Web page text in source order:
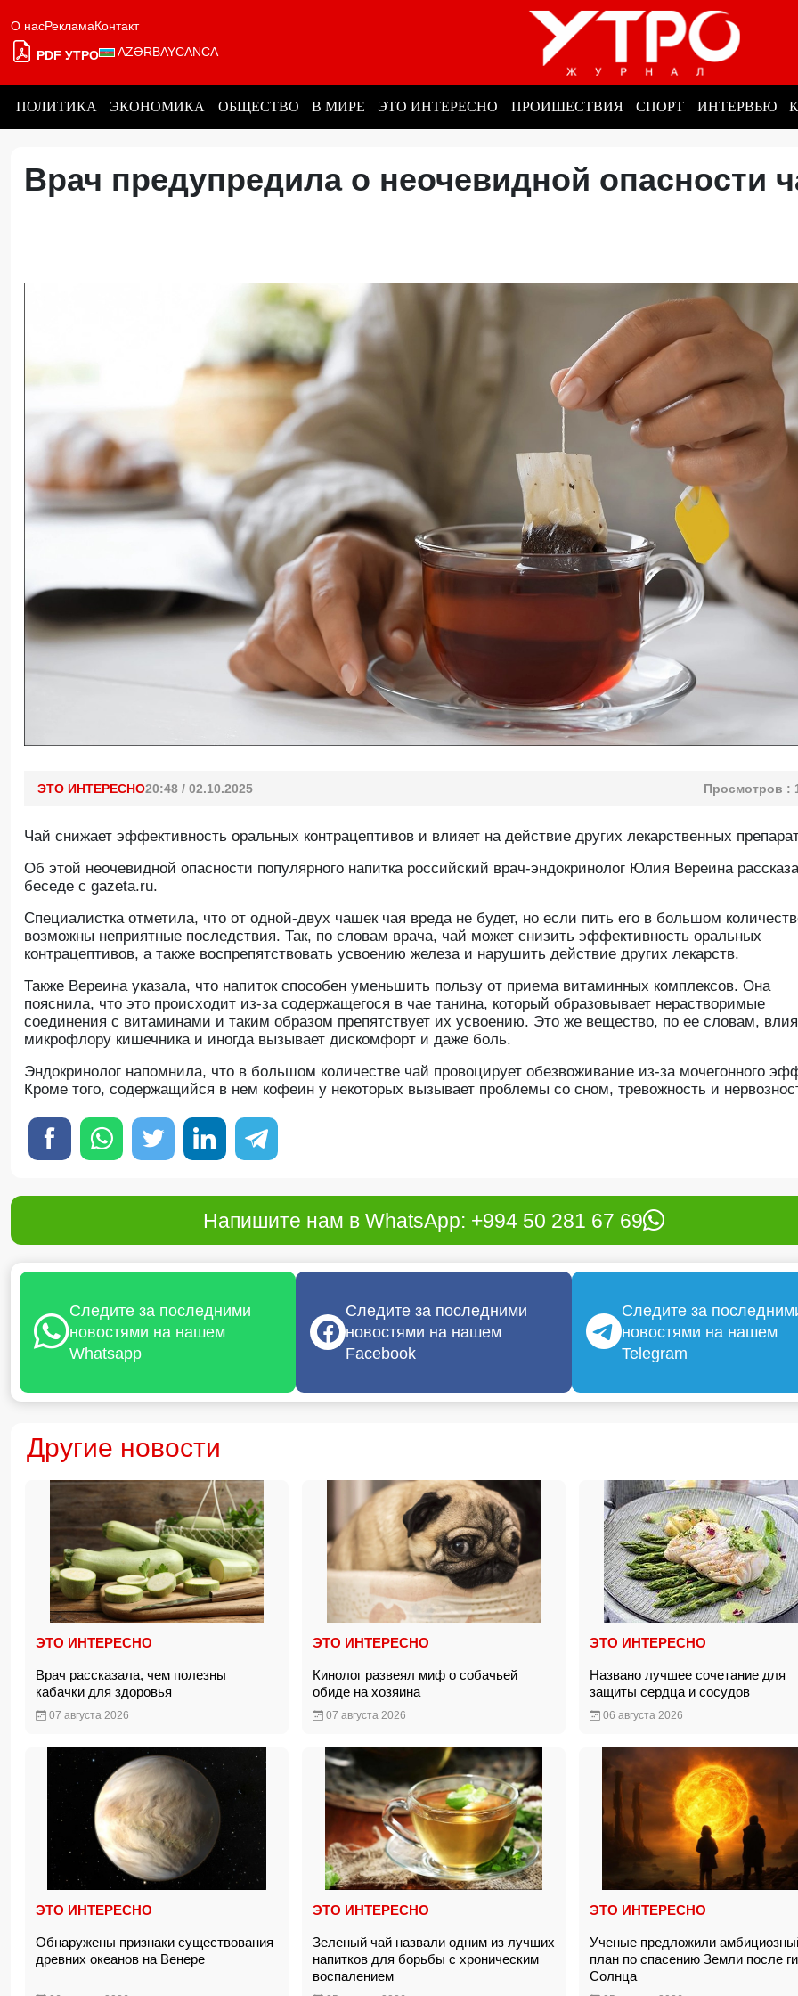
О насРекламаКонтакт
PDF УТРО AZƏRBAYCANCA
ПОЛИТИКА ЭКОНОМИКА ОБЩЕСТВО В МИРЕ ЭТО ИНТЕРЕСНО ПРОИШЕСТВИЯ СПОРТ ИНТЕРВЬЮ
Врач предупредила о неочевидной опасности
ЭТО ИНТЕРЕСНО20:48 / 02.10.2025 Просмотров :
Чай снижает эффективность оральных контрацептивов и влияет на действие других лекарственных
Oб этой неочевидной опасности популярного напитка российский врач-эндокринолог Юлия Вереина
беседе с gazeta.ru.
Специалистка отметила, что от одной-двух чашек чая вреда не будет, но если пить его в большом
возможны неприятные последствия. Так, по словам врача, чай может снизить эффективность оральных
контрацептивов, а также воспрепятствовать усвоению железа и нарушить действие других лекарств.
Также Вереина указала, что напиток способен уменьшить пользу от приема витаминных комплексов. Она
пояснила, что это происходит из-за содержащегося в чае танина, который образовывает нерастворимые
соединения с витаминами и таким образом препятствует их усвоению. Это же вещество, по ее словам,
микрофлору кишечника и иногда вызывает дискомфорт и даже боль.
Эндокринолог напомнила, что в большом количестве чай провоцирует обезвоживание из-за мочегонного
Кроме того, содержащийся в нем кофеин у некоторых вызывает проблемы со сном, тревожность и
Напишите нам в WhatsApp: +994 50 281 67 69
Следите за последними
новостями на нашем
Whatsapp
Следите за последними
новостями на нашем
Facebook
Следите за
новостями на нашем
Telegram
Другие новости
ЭТО ИНТЕРЕСНО
Врач рассказала, чем полезны
кабачки для здоровья
07 августа 2026
ЭТО ИНТЕРЕСНО
Кинолог развеял миф о собачьей
обиде на хозяина
07 августа 2026
ЭТО ИНТЕРЕСНО
Названо лучшее сочетание для
защиты сердца и сосудов
06 августа 2026
ЭТО ИНТЕРЕСНО
Обнаружены признаки существования
древних океанов на Венере
ЭТО ИНТЕРЕСНО
Зеленый чай назвали одним из лучших
напитков для борьбы с хроническим
воспалением
ЭТО ИНТЕРЕСНО
Ученые предложили
план по спасению Земли после
Солнца